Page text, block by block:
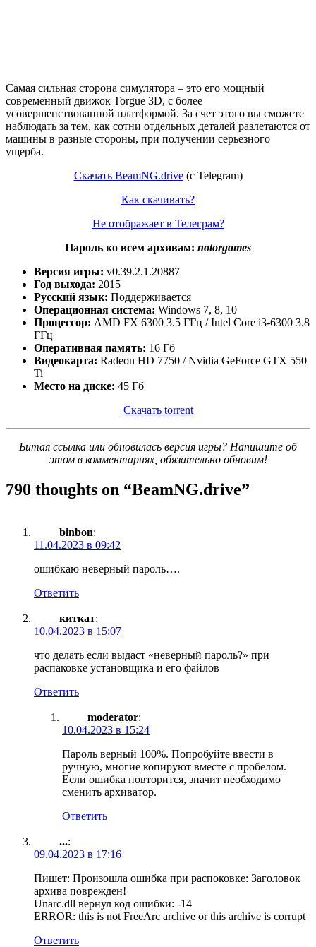
Самая сильная сторона симулятора – это его мощный
современный движок Torgue 3D, с более
усовершенствованной платформой. За счет этого вы сможете
наблюдать за тем, как сотни отдельных деталей разлетаются от
машины в разные стороны, при получении серьезного
ущерба.
Скачать BeamNG.drive(c Telegram)
Как скачивать?
Не отображает в Телеграм?
Пароль ко всем архивам: notorgames
Версия игры: v0.39.2.1.20887
Год выхода: 2015
Русский язык: Поддерживается
Операционная система: Windows 7, 8, 10
Процессор: AMD FX 6300 3.5 ГГц / Intel Core i3-6300 3.8
ГГц
Оперативная память: 16 Гб
Видеокарта: Radeon HD 7750 / Nvidia GeForce GTX 550
Ti
Место на диске: 45 Гб
Скачать torrent
Битая ссылка или обновилась версия игры? Напишите об
этом в комментариях, обязательно обновим!
790 thoughts on “BeamNG.drive”
binbon:
11.04.2023 в 09:42
ошибкаю неверный пароль….
Ответить
киткат:
10.04.2023 в 15:07
что делать если выдаст «неверный пароль?» при
распаковке установщика и его файлов
Ответить
moderator:
10.04.2023 в 15:24
Пароль верный 100%. Попробуйте ввести в
ручную, многие копируют вместе с пробелом.
Если ошибка повторится, значит необходимо
сменить архиватор.
Ответить
...:
09.04.2023 в 17:16
Пишет: Произошла ошибка при распоковке: Заголовок
архива поврежден!
Unarc.dll вернул код ошибки: -14
ERROR: this is not FreeArc archive or this archive is corrupt
Ответить